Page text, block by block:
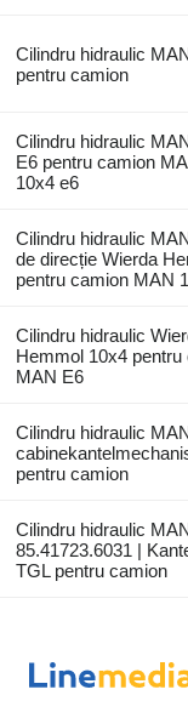
Cilindru hidraulic
pentru camion
Cilindru hidraulic
E6 pentru camion
10x4 e6
Cilindru hidraulic
de direcție Wierda
pentru camion MAN
Cilindru hidraulic
Hemmol 10x4 pentru
MAN E6
Cilindru hidraulic
pentru camion
Cilindru hidraulic
85.41723.6031 |
TGL pentru camion